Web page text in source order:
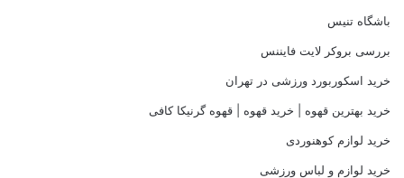
باشگاه تنیس
بررسی بروکر لایت فایننس
خرید اسکوربورد ورزشی در تهران
خرید بهترین قهوه | خرید قهوه | قهوه گرنیکا کافی
خرید لوازم کوهنوردی
خرید لوازم و لباس ورزشی